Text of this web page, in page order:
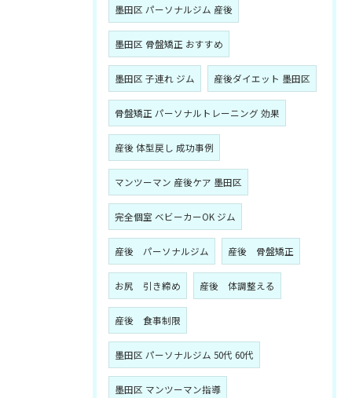
墨田区 パーソナルジム 産後
墨田区 骨盤矯正 おすすめ
墨田区 子連れ ジム 産後ダイエット 墨田区
骨盤矯正 パーソナルトレーニング 効果
産後 体型戻し 成功事例
マンツーマン 産後ケア 墨田区
完全個室 ベビーカーOK ジム
産後 パーソナルジム 産後 骨盤矯正
お尻 引き締め 産後 体調整える
産後 食事制限
墨田区 パーソナルジム 50代 60代
墨田区 マンツーマン指導